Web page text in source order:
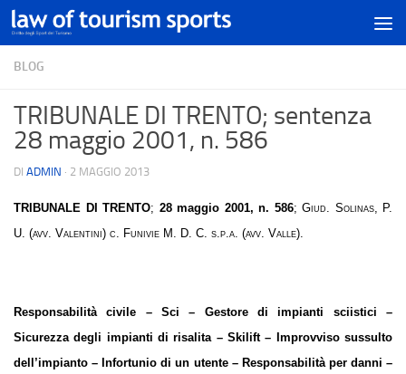
BLOG
TRIBUNALE DI TRENTO; sentenza
28 maggio 2001, n. 586
DI ADMIN · 2 MAGGIO 2013
TRIBUNALE DI TRENTO; 28 maggio 2001, n. 586; Giud. Solinas, P.
U. (avv. Valentini) c. Funivie M. D. C. s.p.a. (avv. Valle).
Responsabilità civile – Sci – Gestore di impianti sciistici –
Sicurezza degli impianti di risalita – Skilift – Improvviso sussulto
dell’impianto – Infortunio di un utente – Responsabilità per danni –